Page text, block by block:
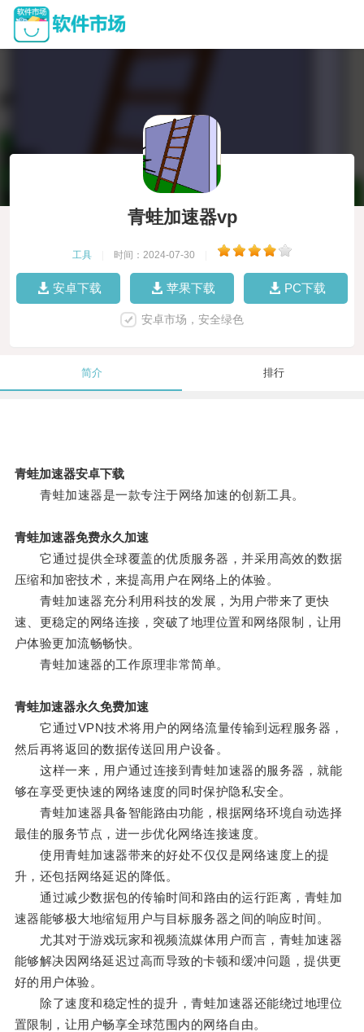
青蛙加速器vp
工具 时间：2024-07-30
安卓下载 苹果下载 PC下载
安卓市场，安全绿色
简介 排行
青蛙加速器安卓下载
青蛙加速器是一款专注于网络加速的创新工具。
青蛙加速器免费永久加速
它通过提供全球覆盖的优质服务器，并采用高效的数据
压缩和加密技术，来提高用户在网络上的体验。
青蛙加速器充分利用科技的发展，为用户带来了更快
速、更稳定的网络连接，突破了地理位置和网络限制，让用
户体验更加流畅畅快。
青蛙加速器的工作原理非常简单。
青蛙加速器永久免费加速
它通过VPN技术将用户的网络流量传输到远程服务器，
然后再将返回的数据传送回用户设备。
这样一来，用户通过连接到青蛙加速器的服务器，就能
够在享受更快速的网络速度的同时保护隐私安全。
青蛙加速器具备智能路由功能，根据网络环境自动选择
最佳的服务节点，进一步优化网络连接速度。
使用青蛙加速器带来的好处不仅仅是网络速度上的提
升，还包括网络延迟的降低。
通过减少数据包的传输时间和路由的运行距离，青蛙加
速器能够极大地缩短用户与目标服务器之间的响应时间。
尤其对于游戏玩家和视频流媒体用户而言，青蛙加速器
能够解决因网络延迟过高而导致的卡顿和缓冲问题，提供更
好的用户体验。
除了速度和稳定性的提升，青蛙加速器还能绕过地理位
置限制，让用户畅享全球范围内的网络自由。